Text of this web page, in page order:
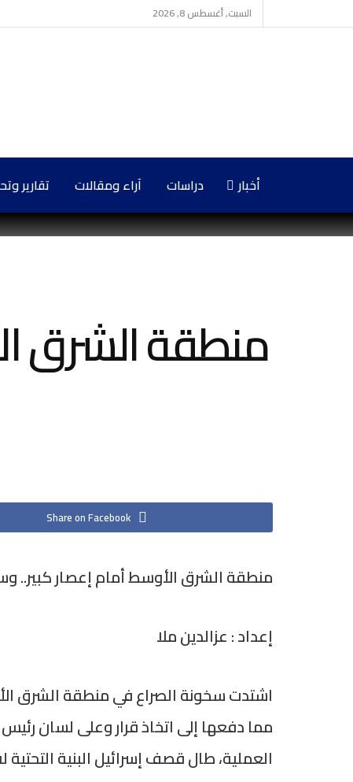
السبت, أغسطس 8, 2026
أخبار دراسات آراء ومقالات تقارير
منطقة الشرق
Share on Facebook
منطقة الشرق الأوسط أمام إعصار كبير..
إعداد : عزالدين ملا
اشتدت سخونة الصراع في منطقة الشرق
مما دفعها إلى اتخاذ قرار وعلى لسان
العملية، طال قصف إسرائيل البنية